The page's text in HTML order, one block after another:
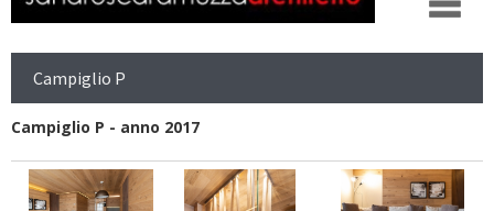
Campiglio P
Campiglio P - anno 2017